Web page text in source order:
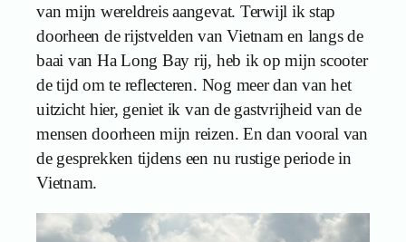
van mijn wereldreis aangevat. Terwijl ik stap
doorheen de rijstvelden van Vietnam en langs de
baai van Ha Long Bay rij, heb ik op mijn scooter
de tijd om te reflecteren. Nog meer dan van het
uitzicht hier, geniet ik van de gastvrijheid van de
mensen doorheen mijn reizen. En dan vooral van
de gesprekken tijdens een nu rustige periode in
Vietnam.